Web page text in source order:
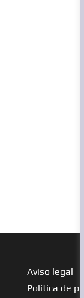
Aviso legal
Política de